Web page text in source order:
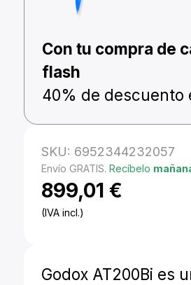
Con tu compra de
flash
40% de descuento
SKU: 6952344232057
Envío GRATIS.Recíbelo
899,01€
(IVA incl.)
Godox AT200Bi es